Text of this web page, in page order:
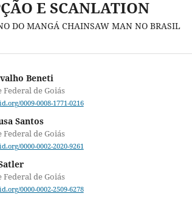
E SCANLATION
DO MANGÁ CHAINSAW MAN NO BRASIL
Beneti
de Goiás
0009-0008-1771-0216
Santos
de Goiás
0000-0002-2020-9261
de Goiás
0000-0002-2509-6278